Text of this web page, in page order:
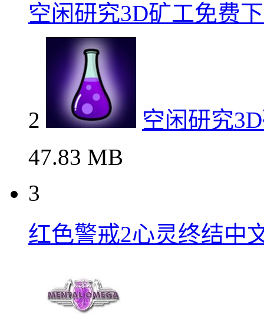
空闲研究3D矿工免费
2
空闲研究
47.83 MB
3
红色警戒2心灵终结中